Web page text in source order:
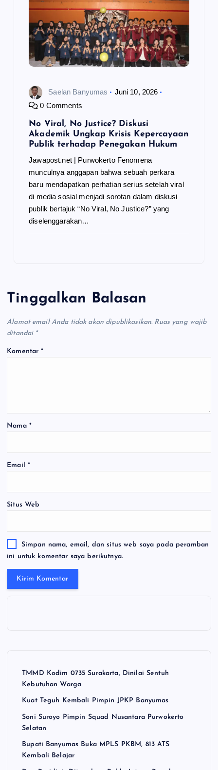
Saelan Banyumas
Juni 10, 2026
0 Comments
No Viral, No Justice? Diskusi
Akademik Ungkap Krisis Kepercayaan
Publik terhadap Penegakan Hukum
Jawapost.net | Purwokerto Fenomena
munculnya anggapan bahwa sebuah perkara
baru mendapatkan perhatian serius setelah viral
di media sosial menjadi sorotan dalam diskusi
publik bertajuk “No Viral, No Justice?” yang
diselenggarakan…
Tinggalkan Balasan
Alamat email Anda tidak akan dipublikasikan. Ruas yang wajib
ditandai *
Komentar*
Nama *
Email *
Situs Web
Simpan nama, email, dan situs web saya pada peramban
ini untuk komentar saya berikutnya.
TMMD Kodim 0735 Surakarta, Dinilai Sentuh
Kebutuhan Warga
Kuat Teguh Kembali Pimpin JPKP Banyumas
Soni Suroyo Pimpin Squad Nusantara Purwokerto
Selatan
Bupati Banyumas Buka MPLS PKBM, 813 ATS
Kembali Belajar